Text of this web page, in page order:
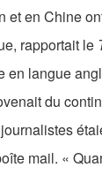
et en Chine
rapportait le
en langue
du
mail. «